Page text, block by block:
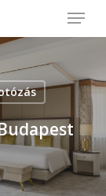
Menu
Menu